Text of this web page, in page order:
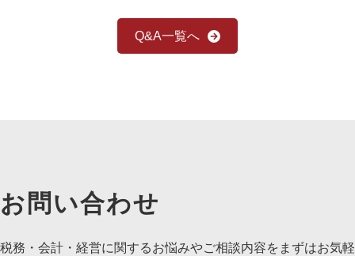
Q&A一覧へ
お問い合わせ
税務・会計・経営に関するお悩みやご相談内容をまずはお気軽